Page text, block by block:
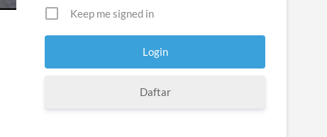
Keep me signed in
Daftar